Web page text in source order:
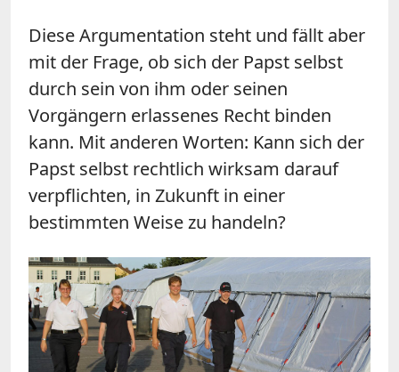
Diese Argumentation steht und fällt aber
mit der Frage, ob sich der Papst selbst
durch sein von ihm oder seinen
Vorgängern erlassenes Recht binden
kann. Mit anderen Worten: Kann sich der
Papst selbst rechtlich wirksam darauf
verpflichten, in Zukunft in einer
bestimmten Weise zu handeln?